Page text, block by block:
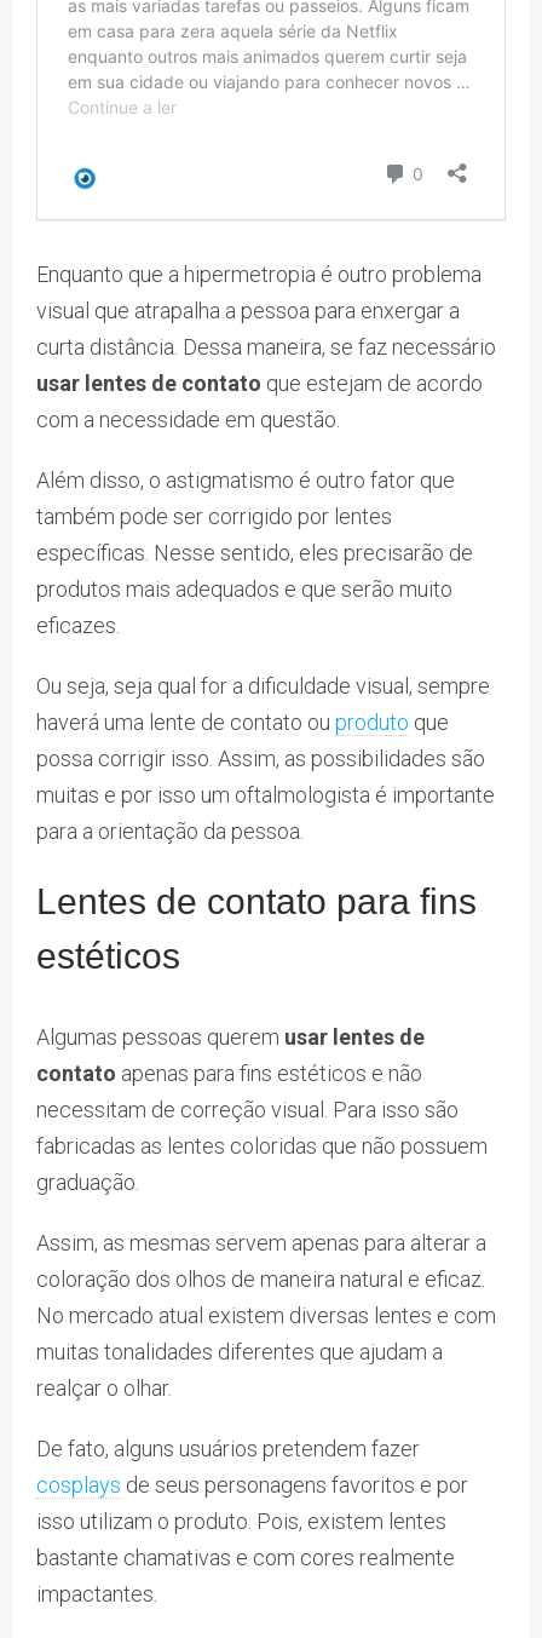
Enquanto que a hipermetropia é outro problema
visual que atrapalha a pessoa para enxergar a
curta distância. Dessa maneira, se faz necessário
usar lentes de contato que estejam de acordo
com a necessidade em questão.
Além disso, o astigmatismo é outro fator que
também pode ser corrigido por lentes
específicas. Nesse sentido, eles precisarão de
produtos mais adequados e que serão muito
eficazes.
Ou seja, seja qual for a dificuldade visual, sempre
haverá uma lente de contato ou produto que
possa corrigir isso. Assim, as possibilidades são
muitas e por isso um oftalmologista é importante
para a orientação da pessoa.
Lentes de contato para fins
estéticos
Algumas pessoas querem usar lentes de
contato apenas para fins estéticos e não
necessitam de correção visual. Para isso são
fabricadas as lentes coloridas que não possuem
graduação.
Assim, as mesmas servem apenas para alterar a
coloração dos olhos de maneira natural e eficaz.
No mercado atual existem diversas lentes e com
muitas tonalidades diferentes que ajudam a
realçar o olhar.
De fato, alguns usuários pretendem fazer
cosplays de seus personagens favoritos e por
isso utilizam o produto. Pois, existem lentes
bastante chamativas e com cores realmente
impactantes.